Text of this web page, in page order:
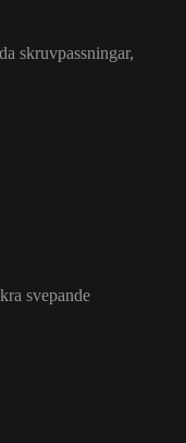
skruvpassningar,
svepande